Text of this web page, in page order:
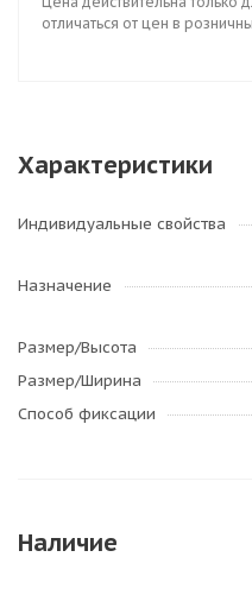
отличаться от цен в
Характеристики
Индивидуальные свойства
Назначение
Размер/Высота
Размер/Ширина
Способ фиксации
Наличие